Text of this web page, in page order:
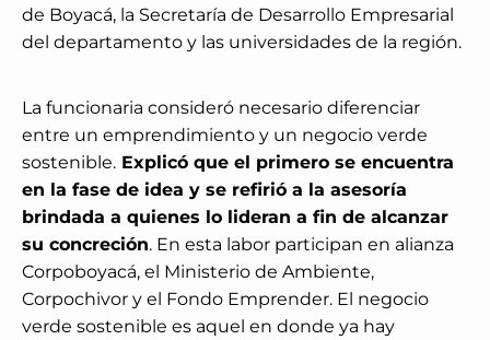
de Boyacá, la Secretaría de Desarrollo Empresarial
del departamento y las universidades de la región.
La funcionaria consideró necesario diferenciar
entre un emprendimiento y un negocio verde
sostenible. Explicó que el primero se encuentra
en la fase de idea y se refirió a la asesoría
brindada a quienes lo lideran a fin de alcanzar
su concreción. En esta labor participan en alianza
Corpoboyacá, el Ministerio de Ambiente,
Corpochivor y el Fondo Emprender. El negocio
verde sostenible es aquel en donde ya hay